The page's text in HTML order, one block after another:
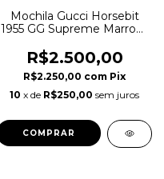
Mochila Gucci Horsebit
1955 GG Supreme Marrom
R$2.500,00
R$2.250,00 com Pix
10 x de R$250,00 sem juros